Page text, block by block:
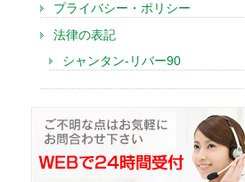
プライバシー・ポリシー
法律の表記
シャンタン-リバー90